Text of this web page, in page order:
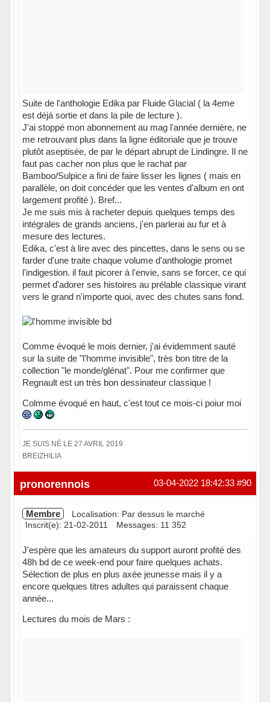
Suite de l'anthologie Edika par Fluide Glacial ( la 4eme
est déjà sortie et dans la pile de lecture ).
J'ai stoppé mon abonnement au mag l'année dernière, ne
me retrouvant plus dans la ligne éditoriale que je trouve
plutôt aseptisée, de par le départ abrupt de Lindingre. Il ne
faut pas cacher non plus que le rachat par
Bamboo/Sulpice a fini de faire lisser les lignes ( mais en
parallèle, on doit concéder que les ventes d'album en ont
largement profité ). Bref...
Je me suis mis à racheter depuis quelques temps des
intégrales de grands anciens, j'en parlerai au fur et à
mesure des lectures.
Edika, c'est à lire avec des pincettes, dans le sens ou se
farder d'une traite chaque volume d'anthologie promet
l'indigestion. il faut picorer à l'envie, sans se forcer, ce qui
permet d'adorer ses histoires au prélable classique virant
vers le grand n'importe quoi, avec des chutes sans fond.
Comme évoqué le mois dernier, j'ai évidemment sauté
sur la suite de "l'homme invisible", très bon titre de la
collection "le monde/glénat". Pour me confirmer que
Regnault est un très bon dessinateur classique !
Colmme évoqué en haut, c'est tout ce mois-ci poiur moi
JE SUIS NÉ LE 27 AVRIL 2019
BREIZHILIA
Hors ligne #90
03-04-2022 18:42:33
pronorennois
Membre
Localisation: Par dessus le marché
Inscrit(e): 21-02-2011
Messages: 11 352
J'espère que les amateurs du support auront profité des
48h bd de ce week-end pour faire quelques achats.
Sélection de plus en plus axée jeunesse mais il y a
encore quelques titres adultes qui paraissent chaque
année...
Lectures du mois de Mars :